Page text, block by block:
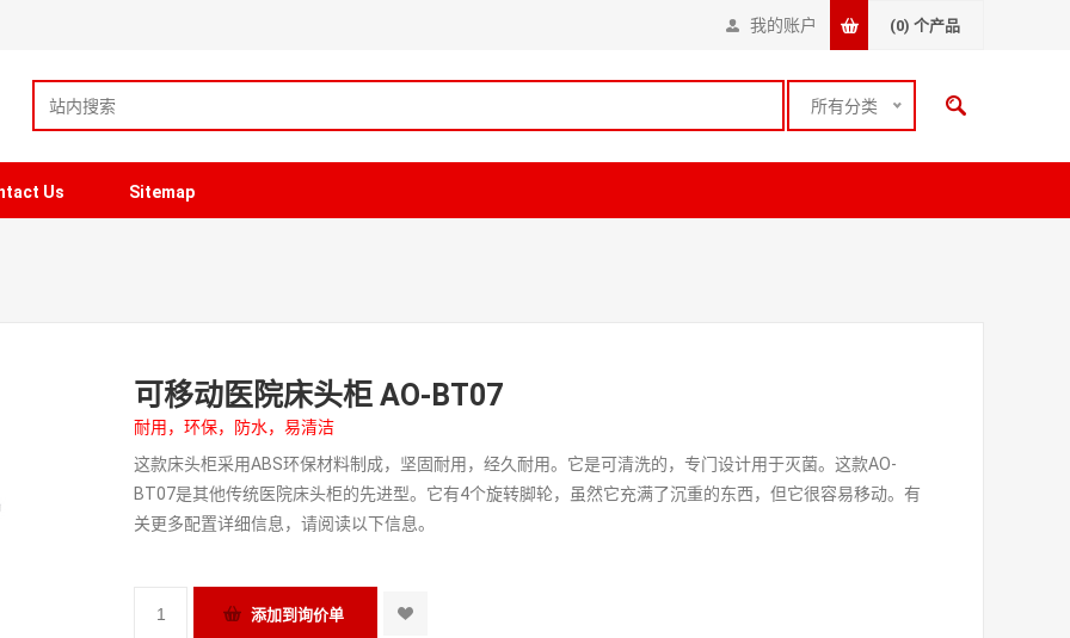
我的账户 (0) 个产品
所有分类
Us Sitemap
可移动医院床头柜 AO-BT07
耐用，环保，防水，易清洁
这款床头柜采用ABS环保材料制成，坚固耐用，经久耐用。它是可清洗的，专门设计用于灭菌。这款AO-
BT07是其他传统医院床头柜的先进型。它有4个旋转脚轮，虽然它充满了沉重的东西，但它很容易移动。有
关更多配置详细信息，请阅读以下信息。